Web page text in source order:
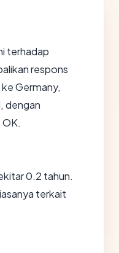
terhadap
respons
Germany,
dengan
0.2 tahun.
terkait